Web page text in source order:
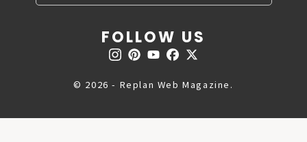
FOLLOW US
© 2026 - Replan Web Magazine.